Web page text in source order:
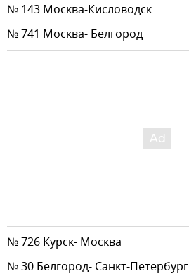
№ 143 Москва-Кисловодск
№ 741 Москва- Белгород
№ 726 Курск- Москва
№ 30 Белгород- Санкт-Петербург